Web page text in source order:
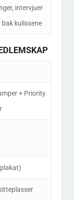
intervjuer
bak kulissene
+ Priority